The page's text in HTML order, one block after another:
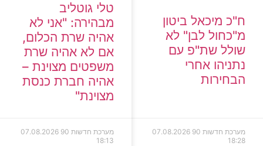
ח"כ מיכאל ביטון
מ"כחול לבן" לא
שולל שת"פ עם
נתניהו אחרי
הבחירות
מערכת חדשות 90
07.08.2026
18:28
טלי גוטליב
מבהירה: "אני לא
אהיה שרת הכלום,
אם לא אהיה שרת
משפטים מצוינת –
אהיה חברת כנסת
מצוינת"
מערכת חדשות 90
07.08.2026
18:13